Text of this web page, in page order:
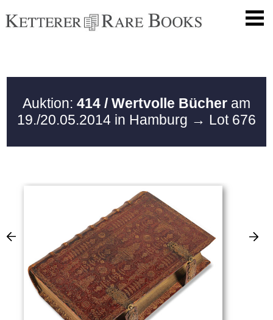
Auktion: 414 / Wertvolle Bücher am
19./20.05.2014 in Hamburg → Lot 676